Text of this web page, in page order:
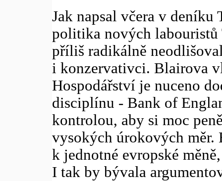
Jak napsal včera v deníku
politika nových
příliš radikálně
i konzervativci. Blairova
Hospodářství je nuceno
disciplínu - Bank of
kontrolou, aby si moc
vysokých úrokových měr.
k jednotné evropské
I tak by bývala